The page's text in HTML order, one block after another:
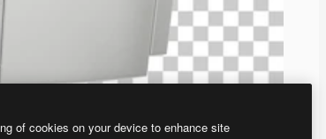
of cookies on your device to enhance site